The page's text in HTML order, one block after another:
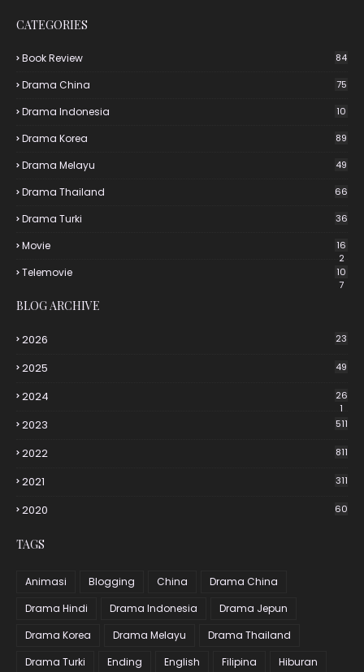
CATEGORIES
Book Review 84
Drama China 75
Drama Indonesia 10
Drama Korea 89
Drama Melayu 49
Drama Thailand 66
Drama Turki 36
Movie
16
2
Telemovie
10
7
BLOG ARCHIVE
2026 23
2025 49
2024
26
1
2023 511
2022 811
2021 311
2020 60
TAGS
Animasi Blogging China
Drama China
Drama Hindi
Drama Indonesia
Drama Jepun
Drama Korea
Drama Melayu
Drama Thailand
Drama Turki
Ending English Filipina Hiburan